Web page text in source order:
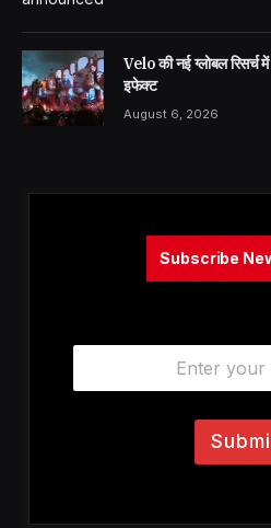
Velo की नई ग्लोबल रिसर्च
इफेक्ट
August 6, 2026
Subscribe
E
a